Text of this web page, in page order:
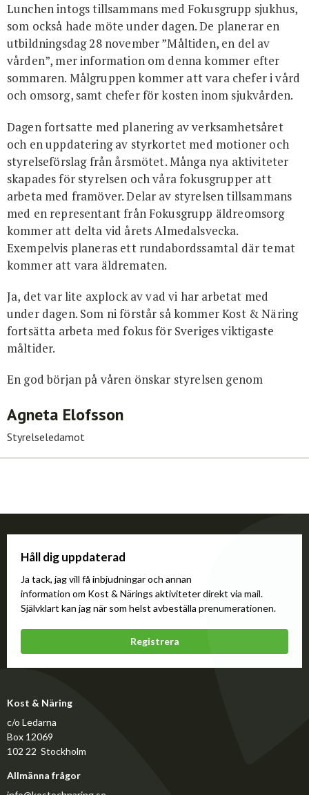
Lunchen intogs tillsammans med Fokusgrupp sjukhus,
som också hade möte under dagen. De planerar en
utbildningsdag 28 november ”Måltiden, en del av
vården”, mer information om denna kommer efter
sommaren. Målgruppen kommer att vara chefer i vård
och omsorg, samt chefer för kosten inom sjukvården.
Dagen fortsatte med planering av verksamhetsåret
och en uppdatering av styrkortet med motioner och
styrelseförslag från årsmötet. Många nya aktiviteter
skapades för styrelsen och våra fokusgrupper att
arbeta med framöver. Delar av styrelsen tillsammans
med en representant från Fokusgrupp äldreomsorg
kommer att delta vid årets Almedalsvecka.
Exempelvis planeras ett rundabordssamtal där temat
kommer att vara äldrematen.
Ja, det var lite axplock av vad vi har arbetat med
under dagen. Som ni förstår så kommer Kost & Näring
fortsätta arbeta med fokus för Sveriges viktigaste
måltider.
En god början på våren önskar styrelsen genom
Agneta Elofsson
Styrelseledamot
Håll dig uppdaterad
Ja tack, jag vill få inbjudningar och annan
information om Kost & Närings aktiviteter direkt via mail.
Självklart kan jag när som helst avbeställa prenumerationen.
Registrera
Kost & Näring
c/o Ledarna
Box 12069
102 22 Stockholm
Allmänna frågor